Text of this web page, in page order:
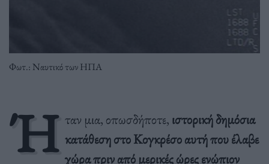
Φωτ.: Ναυτικό των ΗΠΑ
Ή ταν μια, οπωσδήποτε, ιστορική δημόσια
κατάθεση στο Κογκρέσο αυτή που έλαβε
χώρα πριν από μερικές ώρες ενώπιον